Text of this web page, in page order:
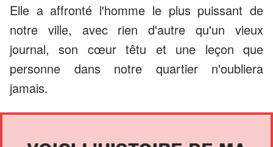
Elle a affronté l'homme le plus puissant de
notre ville, avec rien d'autre qu'un vieux
journal, son cœur têtu et une leçon que
personne dans notre quartier n'oubliera
jamais.